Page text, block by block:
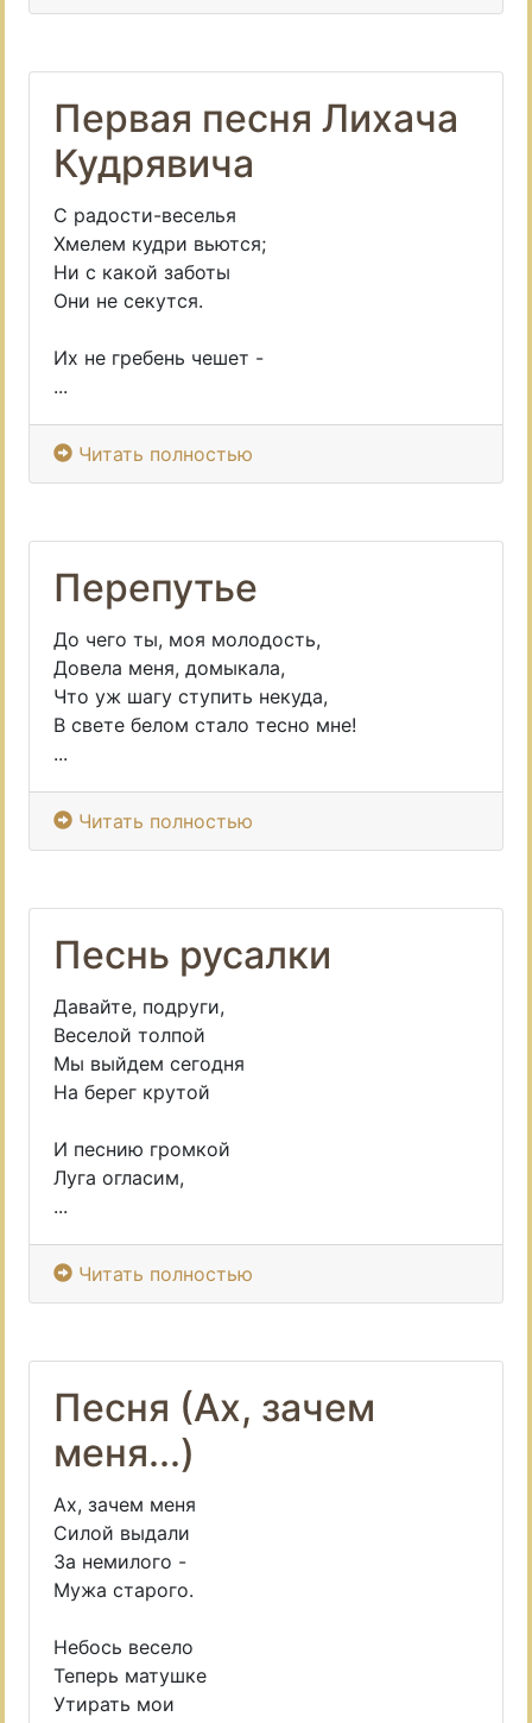
Первая песня Лихача
Кудрявича
С радости-веселья
Хмелем кудри вьются;
Ни с какой заботы
Они не секутся.
Их не гребень чешет -
...
Читать полностью
Перепутье
До чего ты, моя молодость,
Довела меня, домыкала,
Что уж шагу ступить некуда,
В свете белом стало тесно мне!
...
Читать полностью
Песнь русалки
Давайте, подруги,
Веселой толпой
Мы выйдем сегодня
На берег крутой
И песнию громкой
Луга огласим,
...
Читать полностью
Песня (Ах, зачем
меня...)
Ах, зачем меня
Силой выдали
За немилого -
Мужа старого.
Небось весело
Теперь матушке
Утирать мои